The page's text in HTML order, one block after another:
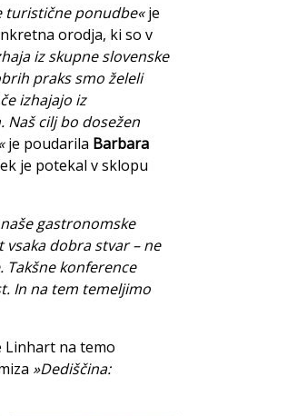
turistične ponudbe«je
orodja, ki so v
iz skupne slovenske
praks smo želeli
izhajajo iz
Naš cilj bo dosežen
je poudarila Barbara
je potekal v sklopu
gastronomske
vsaka dobra stvar – ne
Takšne konference
In na tem temeljimo
Linhart na temo
»Dediščina: